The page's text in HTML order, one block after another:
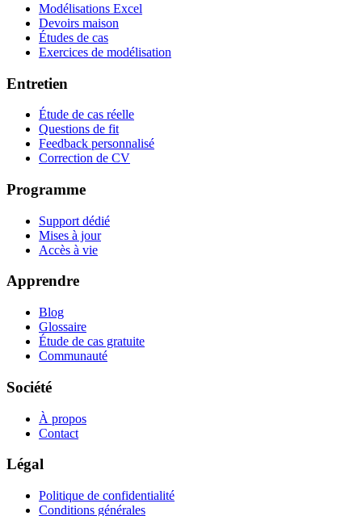
Modélisations Excel
Devoirs maison
Études de cas
Exercices de modélisation
Entretien
Étude de cas réelle
Questions de fit
Feedback personnalisé
Correction de CV
Programme
Support dédié
Mises à jour
Accès à vie
Apprendre
Blog
Glossaire
Étude de cas gratuite
Communauté
Société
À propos
Contact
Légal
Politique de confidentialité
Conditions générales